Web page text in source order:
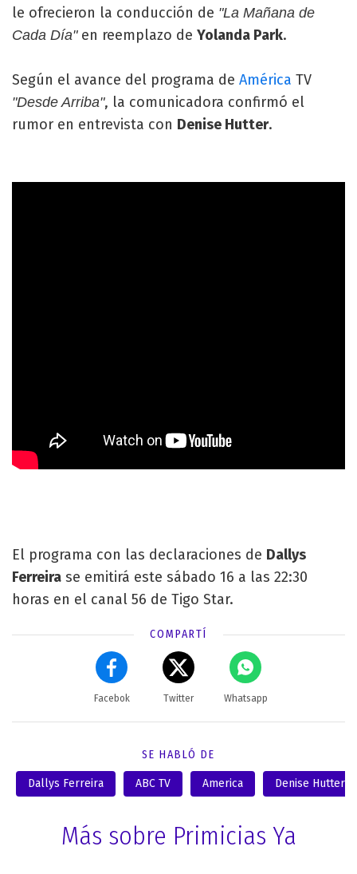
le ofrecieron la conducción de "La Mañana de
Cada Día"en reemplazo de Yolanda Park.
Según el avance del programa de América TV
"Desde Arriba", la comunicadora confirmó el
rumor en entrevista con Denise Hutter.
El programa con las declaraciones de Dallys
Ferreira se emitirá este sábado 16 a las 22:30
horas en el canal 56 de Tigo Star.
COMPARTÍ
Facebok Twitter Whatsapp
SE HABLÓ DE
Dallys Ferreira ABC TV America Denise Hutter
Más sobre Primicias Ya